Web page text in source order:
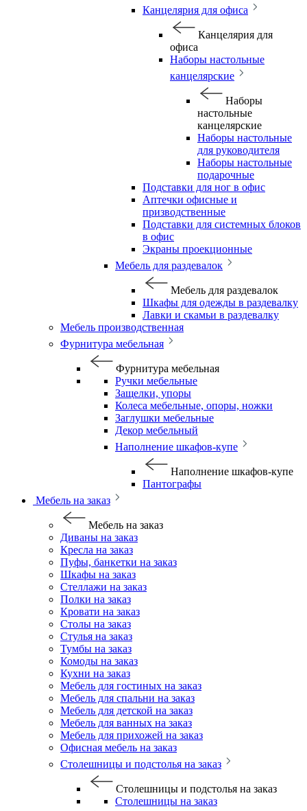
Канцелярия для офиса
Канцелярия для
офиса
Наборы настольные
канцелярские
Наборы
настольные
канцелярские
Наборы настольные
для руководителя
Наборы настольные
подарочные
Подставки для ног в офис
Аптечки офисные и
призводственные
Подставки для системных блоков
в офис
Экраны проекционные
Мебель для раздевалок
Мебель для раздевалок
Шкафы для одежды в раздевалку
Лавки и скамьи в раздевалку
Мебель производственная
Фурнитура мебельная
Фурнитура мебельная
Ручки мебельные
Защелки, упоры
Колеса мебельные, опоры, ножки
Заглушки мебельные
Декор мебельный
Наполнение шкафов-купе
Наполнение шкафов-купе
Пантографы
Мебель на заказ
Мебель на заказ
Диваны на заказ
Кресла на заказ
Пуфы, банкетки на заказ
Шкафы на заказ
Стеллажи на заказ
Полки на заказ
Кровати на заказ
Столы на заказ
Стулья на заказ
Тумбы на заказ
Комоды на заказ
Кухни на заказ
Мебель для гостиных на заказ
Мебель для спальни на заказ
Мебель для детской на заказ
Мебель для ванных на заказ
Мебель для прихожей на заказ
Офисная мебель на заказ
Столешницы и подстолья на заказ
Столешницы и подстолья на заказ
Столешницы на заказ